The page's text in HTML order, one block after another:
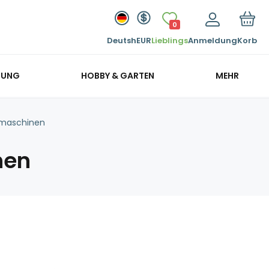
DeutshEUR
0
LieblingsAnmeldungKorb
HOBBY & GARTEN MEHR